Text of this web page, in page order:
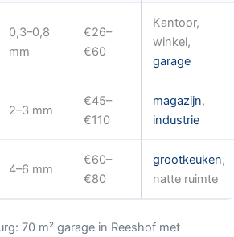
0,3–0,8
mm
€26–
€60
Kantoor,
winkel,
garage
2–3 mm
€45–
€110
magazijn,
industrie
4–6 mm
€60–
€80
grootkeuken,
natte ruimte
70 m² garage in Reeshof met